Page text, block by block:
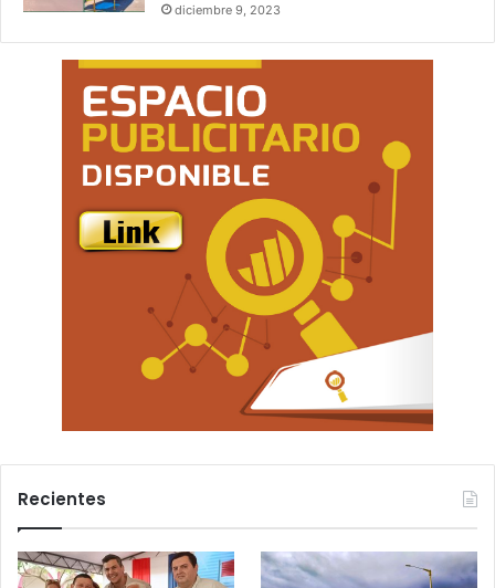
diciembre 9, 2023
Recientes